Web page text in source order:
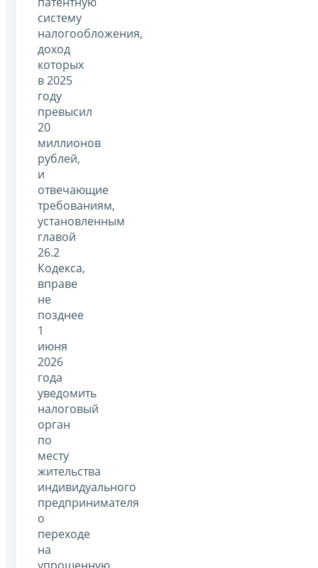
систему
налогообложения,
доход
которых
в 2025
году
превысил
20
миллионов
рублей,
и
отвечающие
требованиям,
установленным
главой
26.2
Кодекса,
вправе
не
позднее
1
июня
2026
года
уведомить
налоговый
орган
по
месту
жительства
индивидуального
предпринимателя
о
переходе
на